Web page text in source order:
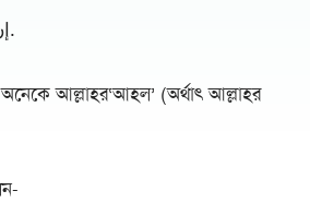
إن لله أهلينَ من الناس.
আল্লাহর‘আহল’ (অর্থাৎ আল্লাহর